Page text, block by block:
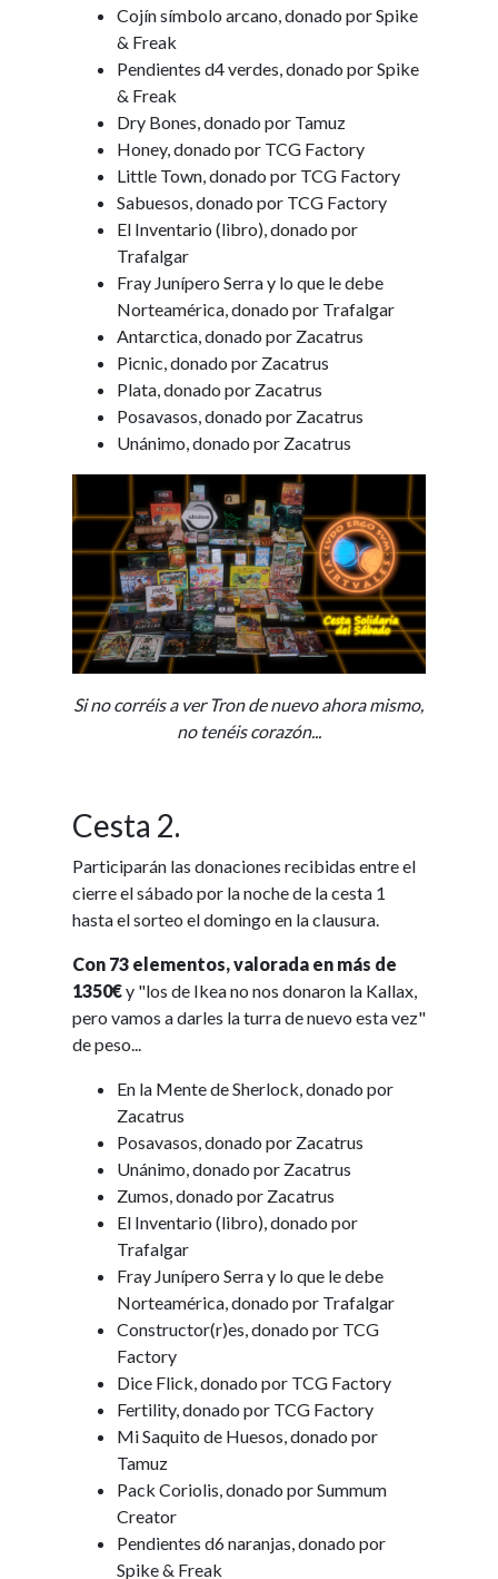
Cojín símbolo arcano, donado por Spike
& Freak
Pendientes d4 verdes, donado por Spike
& Freak
Dry Bones, donado por Tamuz
Honey, donado por TCG Factory
Little Town, donado por TCG Factory
Sabuesos, donado por TCG Factory
El Inventario (libro), donado por
Trafalgar
Fray Junípero Serra y lo que le debe
Norteamérica, donado por Trafalgar
Antarctica, donado por Zacatrus
Picnic, donado por Zacatrus
Plata, donado por Zacatrus
Posavasos, donado por Zacatrus
Unánimo, donado por Zacatrus
Si no corréis a ver Tron de nuevo ahora mismo,
no tenéis corazón...
Cesta 2.
Participarán las donaciones recibidas entre el
cierre el sábado por la noche de la cesta 1
hasta el sorteo el domingo en la clausura.
Con 73 elementos, valorada en más de
1350€y "los de Ikea no nos donaron la Kallax,
pero vamos a darles la turra de nuevo esta vez"
de peso...
En la Mente de Sherlock, donado por
Zacatrus
Posavasos, donado por Zacatrus
Unánimo, donado por Zacatrus
Zumos, donado por Zacatrus
El Inventario (libro), donado por
Trafalgar
Fray Junípero Serra y lo que le debe
Norteamérica, donado por Trafalgar
Constructor(r)es, donado por TCG
Factory
Dice Flick, donado por TCG Factory
Fertility, donado por TCG Factory
Mi Saquito de Huesos, donado por
Tamuz
Pack Coriolis, donado por Summum
Creator
Pendientes d6 naranjas, donado por
Spike & Freak